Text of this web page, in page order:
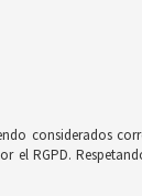
considerados
el RGPD.